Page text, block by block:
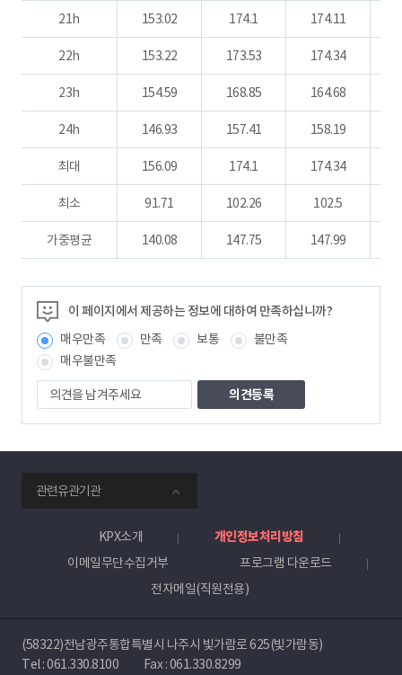
21h 153.02 174.1 174.11
22h 153.22 173.53 174.34
23h 154.59 168.85 164.68
24h 146.93 157.41 158.19
최대 156.09 174.1 174.34
최소 91.71 102.26 102.5
가중평균 140.08 147.75 147.99
이 페이지에서 제공하는 정보에 대하여 만족하십니까?
매우만족
만족 보통
불만족
매우불만족
의
견
을
겨
주
세
요
관련유관기관
KPX소개
개인정보처리방침
이메일무단수집거부
프로그램 다운로드
전자메일(직원전용)
(58322)전남광주통합특별시 나주시 빛가람로 625(빛가람동)
Tel :061.330.8100 Fax : 061.330.8299